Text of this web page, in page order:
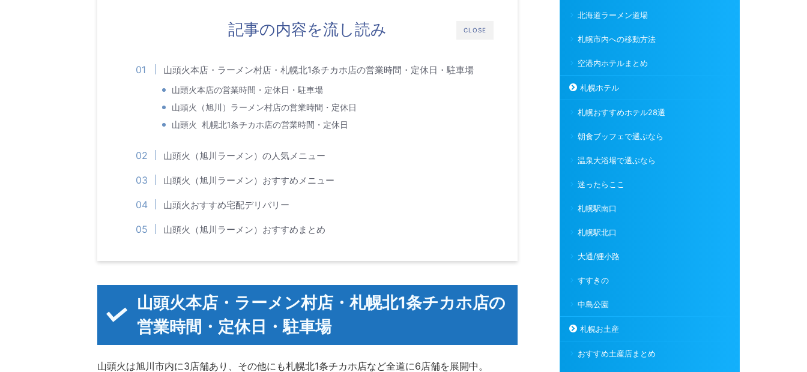
CLOSE
記事の内容を流し読み
山頭火本店・ラーメン村店・札幌北1条チカホ店の営業時間・定休日・駐車場
山頭火本店の営業時間・定休日・駐車場
山頭火（旭川）ラーメン村店の営業時間・定休日
山頭火 札幌北1条チカホ店の営業時間・定休日
山頭火（旭川ラーメン）の人気メニュー
山頭火（旭川ラーメン）おすすめメニュー
山頭火おすすめ宅配デリバリー
山頭火（旭川ラーメン）おすすめまとめ
山頭火本店・ラーメン村店・札幌北1条チカホ店の
営業時間・定休日・駐車場
山頭火は旭川市内に3店舗あり、その他にも札幌北1条チカホ店など全道に6店舗を展開中。
北海道ラーメン道場
札幌市内への移動方法
空港内ホテルまとめ
札幌ホテル
札幌おすすめホテル28選
朝食ブッフェで選ぶなら
温泉大浴場で選ぶなら
迷ったらここ
札幌駅南口
札幌駅北口
大通/狸小路
すすきの
中島公園
札幌お土産
おすすめ土産店まとめ